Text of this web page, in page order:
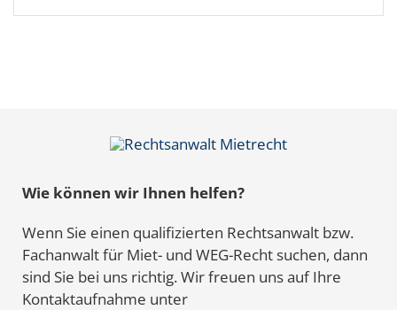
Wie können wir Ihnen helfen?
Wenn Sie einen qualifizierten Rechtsanwalt bzw.
Fachanwalt für Miet- und WEG-Recht suchen, dann
sind Sie bei uns richtig. Wir freuen uns auf Ihre
Kontaktaufnahme unter